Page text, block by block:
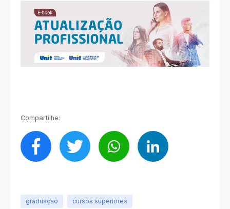
Compartilhe:
graduação cursos superiores